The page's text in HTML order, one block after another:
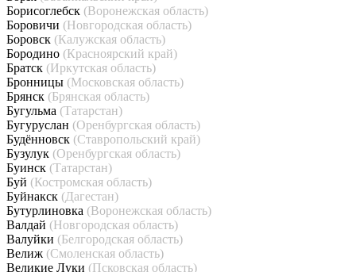
Борисоглебск (Воронежская область)
Боровичи (Новгородская область)
Боровск (Калужская область)
Бородино (Красноярский край)
Братск (Иркутская область)
Бронницы (Московская область)
Брянск (Брянская область)
Бугульма (Татарстан)
Бугуруслан (Оренбургская область)
Будённовск (Ставропольский край)
Бузулук (Оренбургская область)
Буинск (Татарстан)
Буй (Костромская область)
Буйнакск (Дагестан)
Бутурлиновка (Воронежская область)
Валдай (Новгородская область)
Валуйки (Белгородская область)
Велиж (Смоленская область)
Великие Луки (Псковская область)